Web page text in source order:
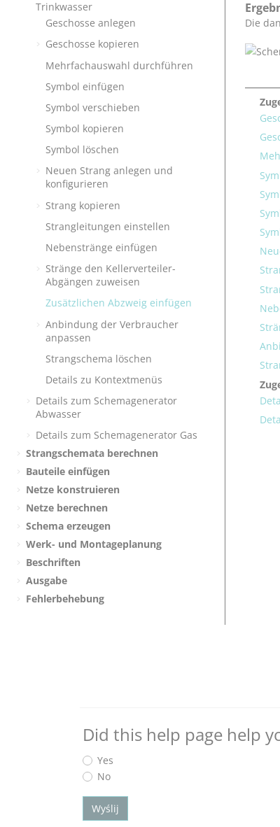
Trinkwasser
Geschosse anlegen
Geschosse kopieren
Mehrfachauswahl durchführen
Symbol einfügen
Symbol verschieben
Symbol kopieren
Symbol löschen
Neuen Strang anlegen und
konfigurieren
Strang kopieren
Strangleitungen einstellen
Nebenstränge einfügen
Stränge den Kellerverteiler-
Abgängen zuweisen
Zusätzlichen Abzweig einfügen
Anbindung der Verbraucher
anpassen
Strangschema löschen
Details zu Kontextmenüs
Details zum Schemagenerator
Abwasser
Details zum Schemagenerator Gas
Strangschemata berechnen
Bauteile einfügen
Netze konstruieren
Netze berechnen
Schema erzeugen
Werk- und Montageplanung
Beschriften
Ausgabe
Fehlerbehebung
Die
Did this help page help
Yes
No
Wyślij